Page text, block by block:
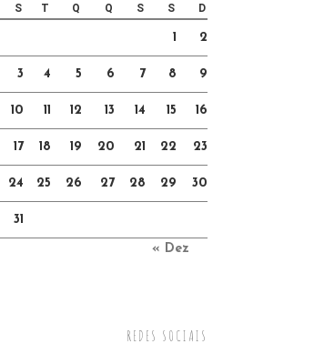
S T Q Q S S D
1 2
3 4 5 6 7 8 9
10 11 12 13 14 15 16
17 18 19 20 21 22 23
24 25 26 27 28 29 30
31
« Dez
REDES SOCIAIS